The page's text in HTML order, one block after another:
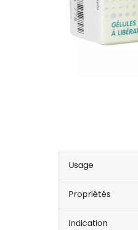
Usage
Propriétés
Indication